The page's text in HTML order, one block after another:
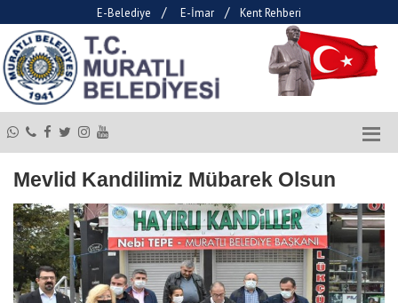
E-Belediye / E-İmar / Kent Rehberi
Mevlid Kandilimiz Mübarek Olsun